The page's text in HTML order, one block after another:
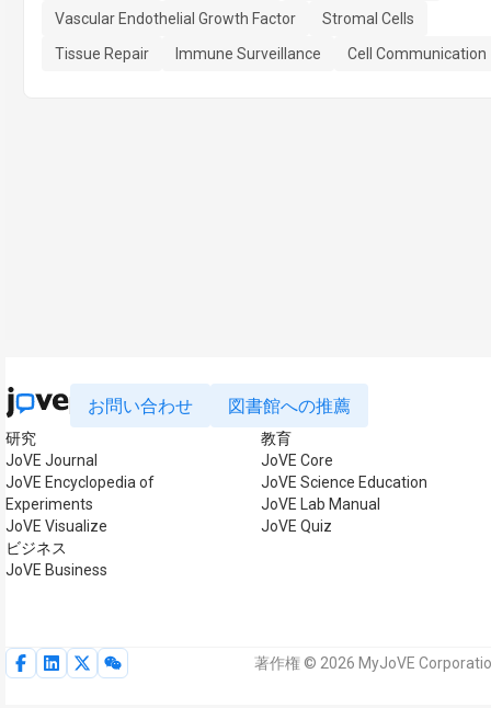
Vascular Endothelial Growth Factor
Stromal Cells
Tissue Repair
Immune Surveillance Cell Communication
お問い合わせ 図書館への推薦
研究
JoVE Journal
JoVE Encyclopedia of
Experiments
JoVE Visualize
ビジネス
JoVE Business
教育
JoVE Core
JoVE Science Education
JoVE Lab Manual
JoVE Quiz
著作権 © 2026 MyJoVE